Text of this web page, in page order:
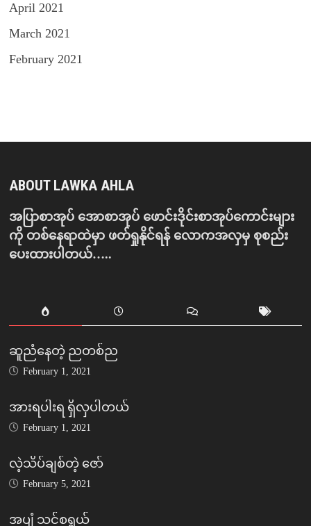
April 2021
March 2021
February 2021
ABOUT LAWKA AHLA
အပြာစာအုပ် အောစာအုပ် ဖောင်းဒိုင်းစာအုပ်ကောင်းများ
ကို တစ်နေရာထဲမှာ ဖတ်ရှုနိုင်ရန် လောကအလှမှ စုစည်း
ပေးထားပါတယ်…..
ဆူညံနေတဲ့ ညတစ်ည
February 1, 2021
အားရပါးရ ရှိလှပါတယ်
February 1, 2021
လဲ့သိပ်ချစ်တဲ့ ဇော်
February 5, 2021
အပျံ သင်စရွယ်